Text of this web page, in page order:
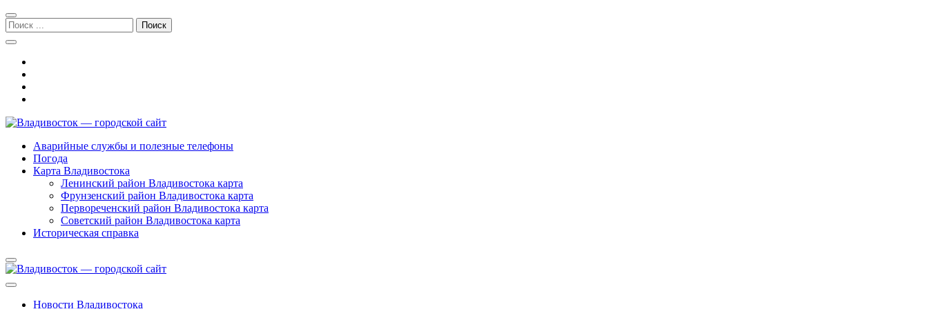
Перейти
к
навигации
Перейти
к
содержимому
Поиск:
Владивосток — городской сайт
Аварийные службы и полезные телефоны
Погода
Карта Владивостока
Ленинский район Владивостока карта
Фрунзенский район Владивостока карта
Первореченский район Владивостока карта
Советский район Владивостока карта
Историческая справка
Новости Владивостока